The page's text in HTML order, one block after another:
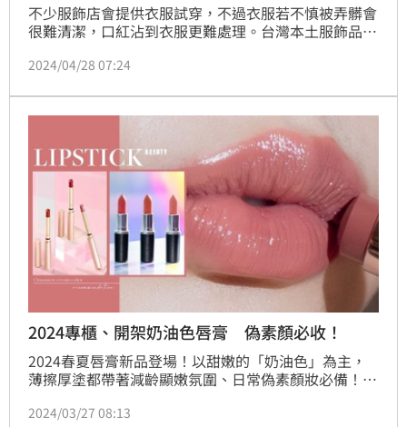
不少服飾店會提供衣服試穿，不過衣服若不慎被弄髒會
很難清潔，口紅沾到衣服更難處理。台灣本土服飾品牌
費者喜愛，有網友到NET的試衣間，見到裡面有一則警
2024/04/28 07:24
2024專櫃、開架奶油色唇膏 偽素顏必收！
2024春夏唇膏新品登場！以甜嫩的「奶油色」為主，
薄擦厚塗都帶著減齡顯嫩氛圍、日常偽素顏妝必備！這
黛、M·A·C超嫩，還有開架FreshO2、LAKA通通
2024/03/27 08:13